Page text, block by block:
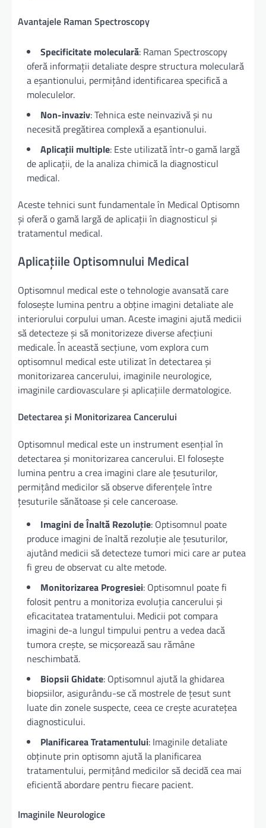
Avantajele Raman Spectroscopy
Specificitate moleculară: Raman Spectroscopy
oferă informații detaliate despre structura moleculară
a eșantionului, permițând identificarea specifică a
moleculelor.
Non-invaziv: Tehnica este neinvazivă și nu
necesită pregătirea complexă a eșantionului.
Aplicații multiple: Este utilizată într-o gamă largă
de aplicații, de la analiza chimică la diagnosticul
medical.
Aceste tehnici sunt fundamentale în Medical Optisomn
și oferă o gamă largă de aplicații în diagnosticul și
tratamentul medical.
Aplicațiile Optisomnului Medical
Optisomnul medical este o tehnologie avansată care
folosește lumina pentru a obține imagini detaliate ale
interiorului corpului uman. Aceste imagini ajută medicii
să detecteze și să monitorizeze diverse afecțiuni
medicale. În această secțiune, vom explora cum
optisomnul medical este utilizat în detectarea și
monitorizarea cancerului, imaginile neurologice,
imaginile cardiovasculare și aplicațiile dermatologice.
Detectarea și Monitorizarea Cancerului
Optisomnul medical este un instrument esențial în
detectarea și monitorizarea cancerului. El folosește
lumina pentru a crea imagini clare ale țesuturilor,
permițând medicilor să observe diferențele între
țesuturile sănătoase și cele canceroase.
Imagini de Înaltă Rezoluție: Optisomnul poate
produce imagini de înaltă rezoluție ale țesuturilor,
ajutând medicii să detecteze tumori mici care ar putea
fi greu de observat cu alte metode.
Monitorizarea Progresiei: Optisomnul poate fi
folosit pentru a monitoriza evoluția cancerului și
eficacitatea tratamentului. Medicii pot compara
imagini de-a lungul timpului pentru a vedea dacă
tumora crește, se micșorează sau rămâne
neschimbată.
Biopsii Ghidate: Optisomnul ajută la ghidarea
biopsiilor, asigurându-se că mostrele de țesut sunt
luate din zonele suspecte, ceea ce crește acuratețea
diagnosticului.
Planificarea Tratamentului: Imaginile detaliate
obținute prin optisomn ajută la planificarea
tratamentului, permițând medicilor să decidă cea mai
eficientă abordare pentru fiecare pacient.
Imaginile Neurologice